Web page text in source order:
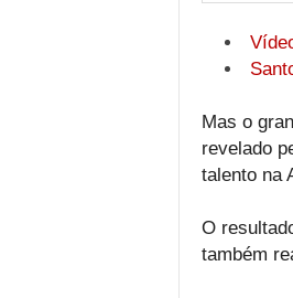
Mas o
revelado
talento na
O
também